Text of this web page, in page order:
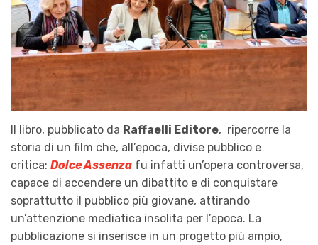
Il libro, pubblicato da Raffaelli Editore, ripercorre la
storia di un film che, all’epoca, divise pubblico e
critica: Dolce Assenza fu infatti un’opera controversa,
capace di accendere un dibattito e di conquistare
soprattutto il pubblico più giovane, attirando
un’attenzione mediatica insolita per l’epoca. La
pubblicazione si inserisce in un progetto più ampio,